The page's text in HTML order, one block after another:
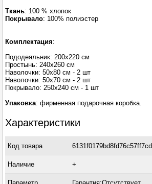
Ткань: 100 % хлопок
Покрывало: 100% полиэстер
Комплектация:
Пододеяльник: 200х220 см
Простынь: 240х260 см
Наволочки: 50х80 см - 2 шт
Наволочки: 50х70 см - 2 шт
Покрывало: 250х240 см - 1 шт
Упаковка: фирменная подарочная коробка.
Характеристики
Код товара 6131f0179bd8fd76c57ff7cd
Наличие +